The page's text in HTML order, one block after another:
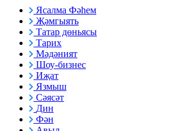
Ясалма Фәһем
Җәмгыять
Татар дөньясы
Тарих
Мәдәният
Шоу-бизнес
Иҗат
Язмыш
Сәясәт
Дин
Фән